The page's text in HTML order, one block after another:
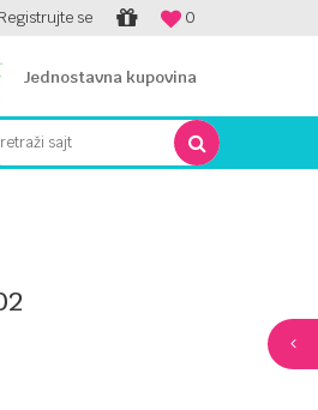
NA RATE! 0
Registrujte se
Jednostavna kupovina
sajt